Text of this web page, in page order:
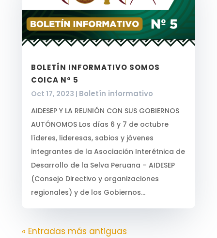
BOLETÍN INFORMATIVO SOMOS
COICA Nº 5
Oct 17, 2023 | Boletín informativo
AIDESEP Y LA REUNIÓN CON SUS GOBIERNOS
AUTÓNOMOS Los días 6 y 7 de octubre
líderes, lideresas, sabios y jóvenes
integrantes de la Asociación Interétnica de
Desarrollo de la Selva Peruana – AIDESEP
(Consejo Directivo y organizaciones
regionales) y de los Gobiernos...
« Entradas más antiguas